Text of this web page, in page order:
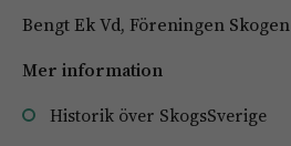
Bengt Ek Vd, Föreningen Skogen
Mer information
Historik över SkogsSverige